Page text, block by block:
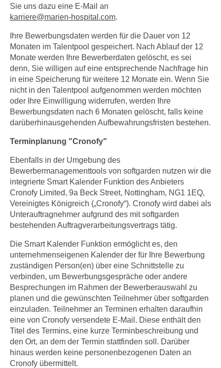
Sie uns dazu eine E-Mail an
karriere@marien-hospital.com.
Ihre Bewerbungsdaten werden für die Dauer von 12
Monaten im Talentpool gespeichert. Nach Ablauf der 12
Monate werden Ihre Bewerberdaten gelöscht, es sei
denn, Sie willigen auf eine entsprechende Nachfrage hin
in eine Speicherung für weitere 12 Monate ein. Wenn Sie
nicht in den Talentpool aufgenommen werden möchten
oder Ihre Einwilligung widerrufen, werden Ihre
Bewerbungsdaten nach 6 Monaten gelöscht, falls keine
darüberhinausgehenden Aufbewahrungsfristen bestehen.
Terminplanung "Cronofy"
Ebenfalls in der Umgebung des
Bewerbermanagementtools von softgarden nutzen wir die
integrierte Smart Kalender Funktion des Anbieters
Cronofy Limited, 9a Beck Street, Nottingham, NG1 1EQ,
Vereinigtes Königreich („Cronofy“). Cronofy wird dabei als
Unterauftragnehmer aufgrund des mit softgarden
bestehenden Auftragverarbeitungsvertrags tätig.
Die Smart Kalender Funktion ermöglicht es, den
unternehmenseigenen Kalender der für Ihre Bewerbung
zuständigen Person(en) über eine Schnittstelle zu
verbinden, um Bewerbungsgespräche oder andere
Besprechungen im Rahmen der Bewerberauswahl zu
planen und die gewünschten Teilnehmer über softgarden
einzuladen. Teilnehmer an Terminen erhalten daraufhin
eine von Cronofy versendete E-Mail. Diese enthält den
Titel des Termins, eine kurze Terminbeschreibung und
den Ort, an dem der Termin stattfinden soll. Darüber
hinaus werden keine personenbezogenen Daten an
Cronofy übermittelt.